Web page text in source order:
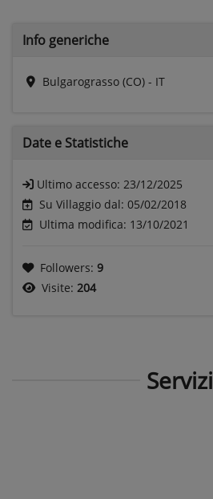
Info generiche
Bulgarograsso (CO) - IT
Date e Statistiche
Ultimo accesso: 23/12/2025
Su Villaggio dal: 05/02/2018
Ultima modifica: 13/10/2021
Followers: 9
Visite: 204
Servizi